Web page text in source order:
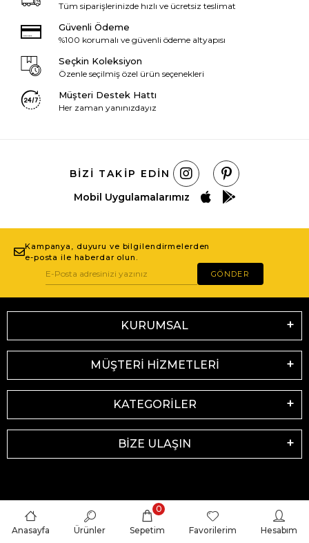
Tüm siparişlerinizde hızlı ve ücretsiz teslimat
Güvenli Ödeme
%100 korumalı ve güvenli ödeme altyapısı
Seçkin Koleksiyon
Özenle seçilmiş özel ürün seçenekleri
Müşteri Destek Hattı
Her zaman yanınızdayız
BIZI TAKIP EDIN
Mobil Uygulamalarımız
Kampanya, duyuru ve bilgilendirmelerden
e-posta ile haberdar olun.
GÖNDER
KURUMSAL
MÜŞTERİ HİZMETLERİ
KATEGORİLER
BİZE ULAŞIN
Anasayfa Ürünler Sepetim
0
Favorilerim Hesabım